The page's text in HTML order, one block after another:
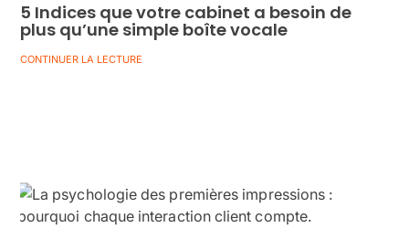
5 Indices que votre cabinet a besoin de
plus qu’une simple boîte vocale
CONTINUER LA LECTURE